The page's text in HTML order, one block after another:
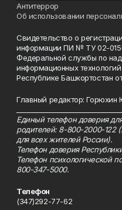
Антитеррор
Об использовании
Свидетельство о
информации ПИ № ТУ 02-
Федеральной службы по
информационных
Республике Башкортостан
Главный редактор:
Единый телефон доверия
родителей: 8-800-2000-122
для всех жителей России).
Телефон доверия
Телефон психологической
800-347-5000.
Телефон
(347)292-77-62